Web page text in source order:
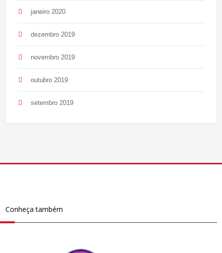
janeiro 2020
dezembro 2019
novembro 2019
outubro 2019
setembro 2019
Conheça também